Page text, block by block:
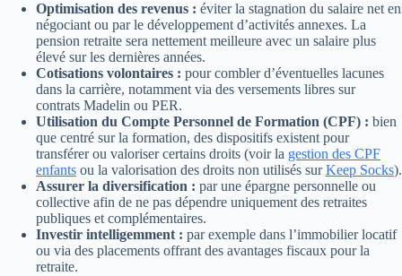
Optimisation des revenus : éviter la stagnation du salaire net en
négociant ou par le développement d’activités annexes. La
pension retraite sera nettement meilleure avec un salaire plus
élevé sur les dernières années.
Cotisations volontaires : pour combler d’éventuelles lacunes
dans la carrière, notamment via des versements libres sur
contrats Madelin ou PER.
Utilisation du Compte Personnel de Formation (CPF) : bien
que centré sur la formation, des dispositifs existent pour
transférer ou valoriser certains droits (voir la gestion des CPF
enfants ou la valorisation des droits non utilisés surKeep Socks).
Assurer la diversification : par une épargne personnelle ou
collective afin de ne pas dépendre uniquement des retraites
publiques et complémentaires.
Investir intelligemment : par exemple dans l’immobilier locatif
ou via des placements offrant des avantages fiscaux pour la
retraite.